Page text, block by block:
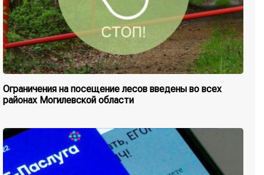
Ограничения на посещение лесов введены во всех
районах Могилевской области